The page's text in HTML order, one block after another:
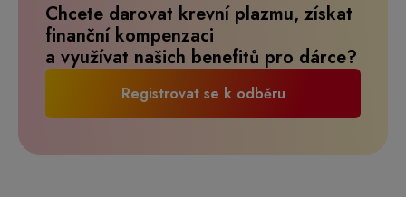
Chcete darovat krevní plazmu, získat
finanční kompenzaci
a využívat našich benefitů pro dárce?
Registrovat se k odběru